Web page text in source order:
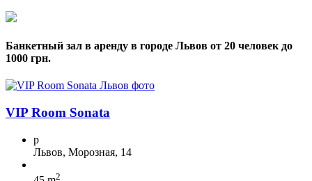
Банкетный зал в аренду в городе Львов от 20 человек до
1000 грн.
VIP Room Sonata
p
Львов, Морозная, 14
2